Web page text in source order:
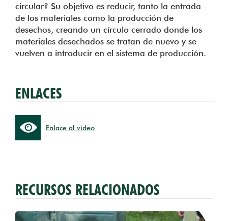
circular? Su objetivo es reducir, tanto la entrada
de los materiales como la producción de
desechos, creando un círculo cerrado donde los
materiales desechados se tratan de nuevo y se
vuelven a introducir en el sistema de producción.
ENLACES
Enlace al vídeo
RECURSOS RELACIONADOS